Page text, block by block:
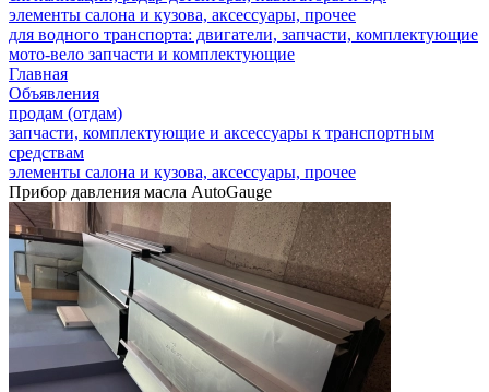
элементы салона и кузова, аксессуары, прочее
для водного транспорта: двигатели, запчасти, комплектующие
мото-вело запчасти и комплектующие
Главная
Объявления
продам (отдам)
запчасти, комплектующие и аксессуары к транспортным
средствам
элементы салона и кузова, аксессуары, прочее
Прибор давления масла AutoGauge